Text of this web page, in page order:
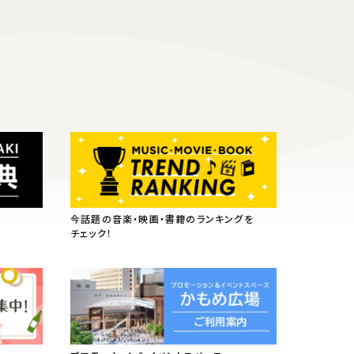
今話題の音楽・映画・書籍のランキングを
チェック！